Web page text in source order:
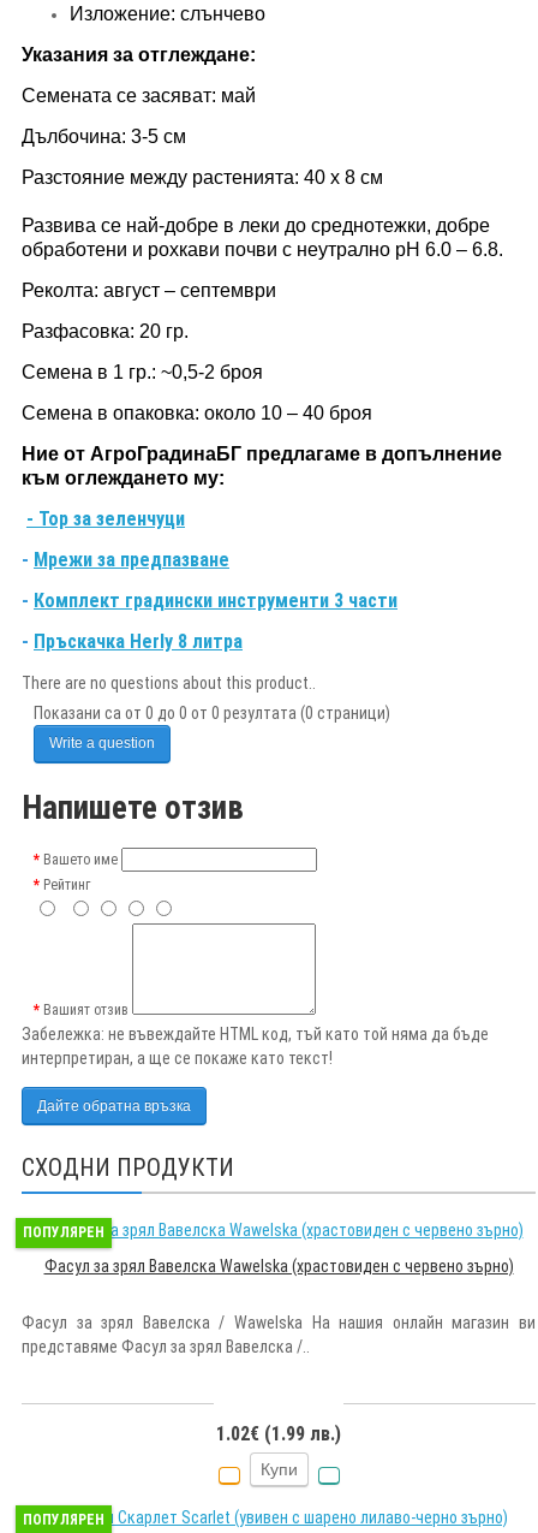
Изложение: слънчево
Указания за отглеждане:
Семената се засяват: май
Дълбочина: 3-5 см
Разстояние между растенията: 40 x 8 см
Развива се най-добре в леки до среднотежки, добре
обработени и рохкави почви с неутрално pH 6.0 – 6.8.
Реколта: август – септември
Разфасовка: 20 гр.
Семена в 1 гр.: ~0,5-2 броя
Семена в опаковка: около 10 – 40 броя
Ние от АгроГрадинаБГ предлагаме в допълнение
към оглеждането му:
- Тор за зеленчуци
- Мрежи за предпазване
- Комплект градински инструменти 3 части
- Пръскачка Herly 8 литра
There are no questions about this product..
Показани са от 0 до 0 от 0 резултата (0 страници)
Write a question
Напишете отзив
Вашето име
Рейтинг
Вашият отзив
Забележка: не въвеждайте HTML код, тъй като той няма да бъде
интерпретиран, а ще се покаже като текст!
Дайте обратна връзка
СХОДНИ ПРОДУКТИ
ПОПУЛЯРЕН
Фасул за зрял Вавелска Wawelska (храстовиден с червено зърно)
Фасул за зрял Вавелска / Wawelska На нашия онлайн магазин ви
представяме Фасул за зрял Вавелска /..
1.02€ (1.99 лв.)
Купи
ПОПУЛЯРЕН